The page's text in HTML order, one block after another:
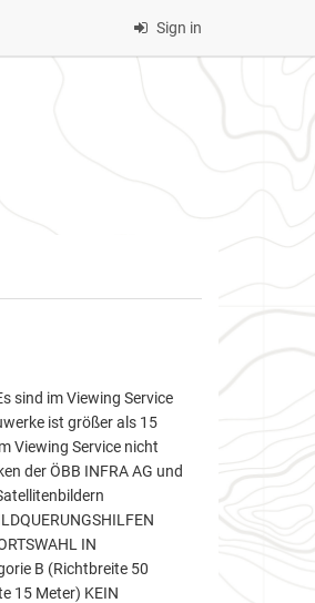
Sign in
sind im Viewing Service
ist größer als 15
Viewing Service nicht
der ÖBB INFRA AG und
IN
B (Richtbreite 50
15 Meter) KEIN